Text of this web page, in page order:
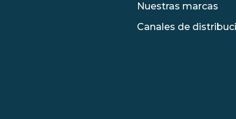
Nuestras marcas
Canales de